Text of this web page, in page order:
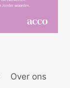
Over ons